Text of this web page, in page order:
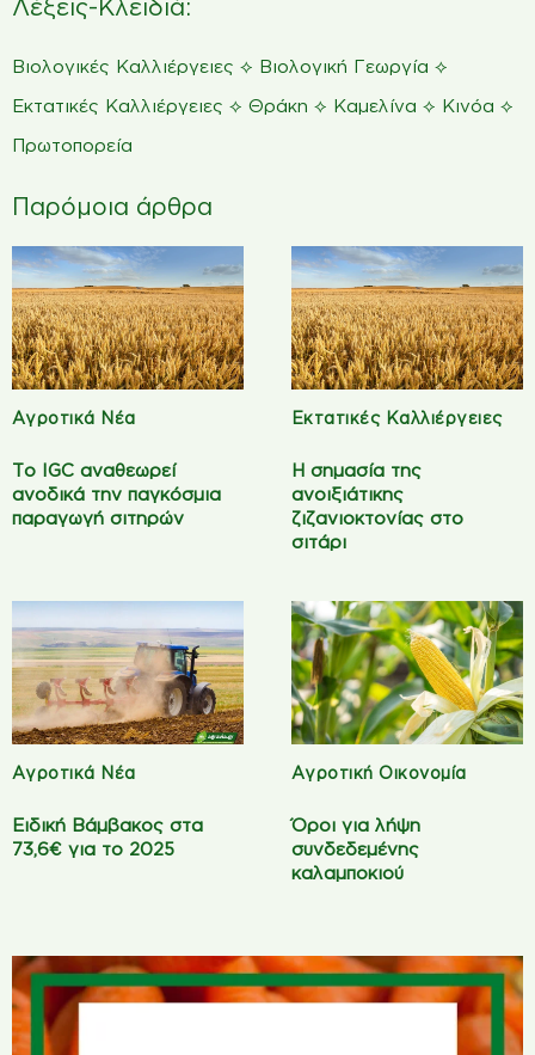
Λέξεις-Κλειδιά:
Βιολογικές Καλλιέργειες ⟡ Βιολογική Γεωργία ⟡
Εκτατικές Καλλιέργειες ⟡ Θράκη ⟡ Καμελίνα ⟡ Κινόα ⟡
Πρωτοπορεία
Παρόμοια άρθρα
Αγροτικά Νέα
Το IGC αναθεωρεί
ανοδικά την παγκόσμια
παραγωγή σιτηρών
Εκτατικές Καλλιέργειες
Η σημασία της
ανοιξιάτικης
ζιζανιοκτονίας στο
σιτάρι
Αγροτικά Νέα
Ειδική Βάμβακος στα
73,6€ για το 2025
Αγροτική Οικονομία
Όροι για λήψη
συνδεδεμένης
καλαμποκιού